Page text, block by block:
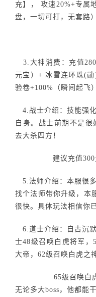
充】， 攻速20%+专属
盘，一切可打，无套路）
3.大神消费：充值
元宝）+ 冰雪连环珠(
验卷+100%（瞬间起飞）
4.战士介绍：技能强
自身。战士前期不是
去大杀四方！
建议充值300元，
5.法师介绍：本服很
找个法师带你升级，本
很快。具体玩法相信你
6.道士介绍：自古沉
士48级召唤白虎将军，
大帝，62级召唤白虎之
65级召唤白虎之神
无论多大boss，他都能